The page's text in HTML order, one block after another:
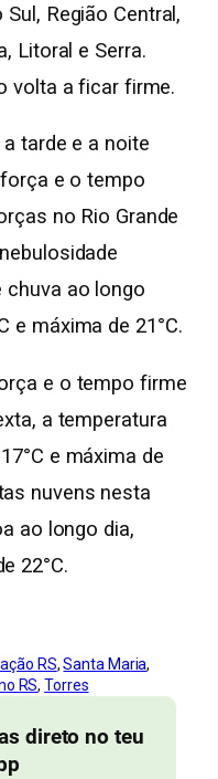
Região Central,
Litoral e Serra.
volta a ficar firme.
tarde e a noite
e o tempo
no Rio Grande
chuva ao longo
e máxima de 21°C.
e o tempo firme
a temperatura
e máxima de
nuvens nesta
ao longo dia,
22°C.
RS, Santa Maria
RS, Torres
direto no teu